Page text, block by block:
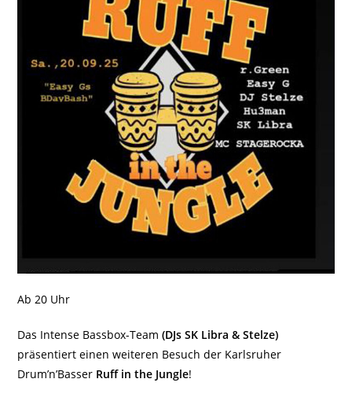
Ab 20 Uhr
Das Intense Bassbox-Team(DJs SK Libra & Stelze)
präsentiert einen weiteren Besuch der Karlsruher
Drum’n’Basser Ruff in the Jungle!